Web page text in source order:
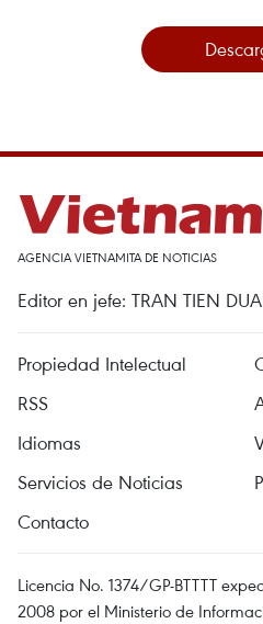
AGENCIA VIETNAMITA DE NOTICIAS
Editor en jefe: TRAN TIEN
Propiedad Intelectual
RSS
Idiomas
Servicios de Noticias
Contacto
Licencia No. 1374/GP-BTTTT
2008 por el Ministerio de